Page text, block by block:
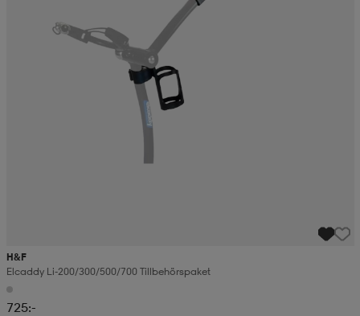
H&F
Elcaddy Li-200/300/500/700 Tillbehörspaket
725:-